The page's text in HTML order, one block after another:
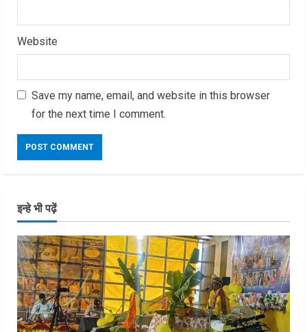
Website
Save my name, email, and website in this browser
for the next time I comment.
इन्हे भी पढ़ें